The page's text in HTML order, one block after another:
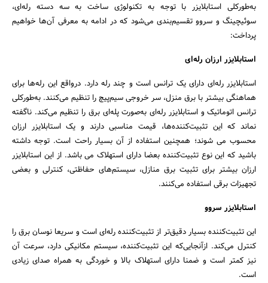
جستجو
به‌طورکلی استابلایزر با توجه به تکنولوژی ساخت به سه دسته رله‌ای،
سوئیچینگ و سروو تقسیم‌بندی می‌شود که در ادامه به معرفی آن‌ها خواهیم
پرداخت:
استابلایزر ارزان رله‌ای
استابلایزر رله‌ای دارای یک ترانس است و چند رله دارد. درواقع این رله‌ها برای
هماهنگی بیشتر با برق منزل، سر خروجی سیم‌پیچ را تنظیم می‌کنند. به‌طورکلی
ترانس اتوماتیک و استابلایزر رله‌ای به‌صورت پله‌ای برق را تنظیم می‌کند. ناگفته
نماند که این تثبیت‌کننده‌ها، قیمت مناسبی دارند و یک استابلایزر ارزان
محسوب می شوند؛ همچنین استفاده از آن بسیار راحت است. توجه داشته
باشید که این نوع تثبیت‌کننده بعضا دارای استهلاک می باشد. از این استابلایزر
ارزان بیشتر برای تثبیت برق منازل، سیستم‌های حفاظتی، کنترلی و بعضی
تجهیزات برقی استفاده می‌کنند.
استابلایزر سروو
این تثبیت‌کننده بسیار دقیق‌تر از تثبیت‌کننده رله‌ای است و سریعا نوسان برق را
کنترل می‌کند. ازآنجایی‌که این تثبیت‌کننده، سیستم مکانیکی دارد، سرعت آن
نیز کمتر است و ضمنا دارای استهلاک بالا و خوردگی به همراه صدای زیادی
است.